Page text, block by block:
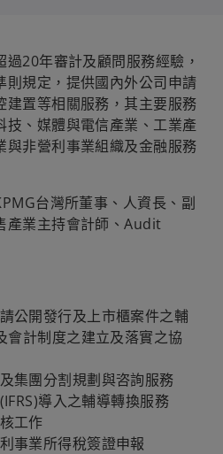
20年審計及顧問服務經驗，
則規定，提供國內外公司申請
建置等相關服務，其主要服務
技、媒體與電信產業、工業產
與非營利事業組織及金融服務
台灣所董事、人資長、副
產業主持會計師、Audit
公開發行及上市櫃案件之輔
會計制度之建立及落實之協
集團分割規劃與咨詢服務
導入之輔導轉換服務
工作
事業所得稅簽證申報